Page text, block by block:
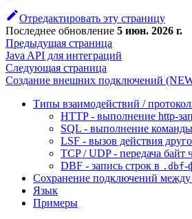
Отредактировать эту страницу
Последнее обновление 5 июн. 2026 г.
Предыдущая страница
Java API для интеграций
Следующая страница
Создание внешних подключений
Типы взаимодействий /
HTTP - выполнение http-
SQL - выполнение
LSF - вызов действия
TCP / UDP - передача байт
DBF - запись строк в .dbf-
Сохранение подключений
Язык
Примеры